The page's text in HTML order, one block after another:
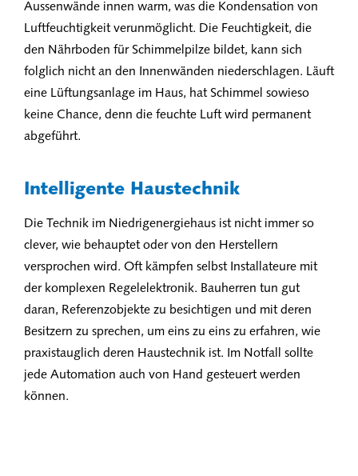
Aussenwände innen warm, was die Kondensation von
Luftfeuchtigkeit verunmöglicht. Die Feuchtigkeit, die
den Nährboden für Schimmelpilze bildet, kann sich
folglich nicht an den Innenwänden niederschlagen. Läuft
eine Lüftungsanlage im Haus, hat Schimmel sowieso
keine Chance, denn die feuchte Luft wird permanent
abgeführt.
Intelligente Haustechnik
Die Technik im Niedrigenergiehaus ist nicht immer so
clever, wie behauptet oder von den Herstellern
versprochen wird. Oft kämpfen selbst Installateure mit
der komplexen Regelelektronik. Bauherren tun gut
daran, Referenzobjekte zu besichtigen und mit deren
Besitzern zu sprechen, um eins zu eins zu erfahren, wie
praxistauglich deren Haustechnik ist. Im Notfall sollte
jede Automation auch von Hand gesteuert werden
können.